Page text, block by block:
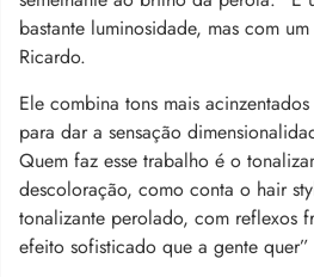
bastante luminosidade, mas com
Ricardo.
Ele combina tons mais
para dar a sensação
Quem faz esse trabalho é o
descoloração, como conta o hair
tonalizante perolado, com reflexos
efeito sofisticado que a gente quer”